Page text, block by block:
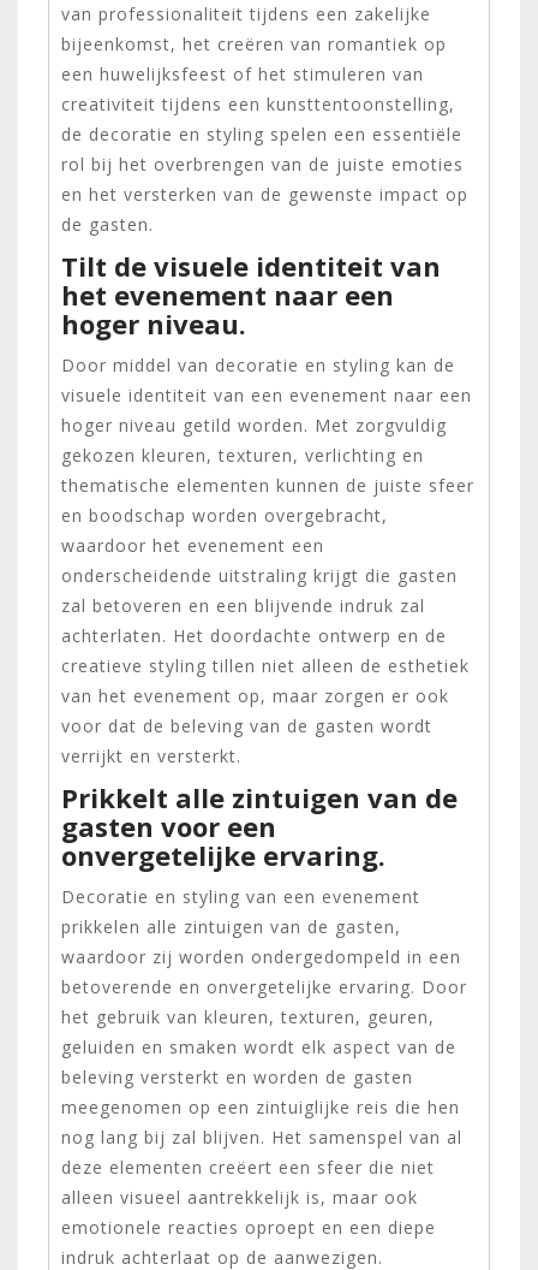
van professionaliteit tijdens een zakelijke
bijeenkomst, het creëren van romantiek op
een huwelijksfeest of het stimuleren van
creativiteit tijdens een kunsttentoonstelling,
de decoratie en styling spelen een essentiële
rol bij het overbrengen van de juiste emoties
en het versterken van de gewenste impact op
de gasten.
Tilt de visuele identiteit van
het evenement naar een
hoger niveau.
Door middel van decoratie en styling kan de
visuele identiteit van een evenement naar een
hoger niveau getild worden. Met zorgvuldig
gekozen kleuren, texturen, verlichting en
thematische elementen kunnen de juiste sfeer
en boodschap worden overgebracht,
waardoor het evenement een
onderscheidende uitstraling krijgt die gasten
zal betoveren en een blijvende indruk zal
achterlaten. Het doordachte ontwerp en de
creatieve styling tillen niet alleen de esthetiek
van het evenement op, maar zorgen er ook
voor dat de beleving van de gasten wordt
verrijkt en versterkt.
Prikkelt alle zintuigen van de
gasten voor een
onvergetelijke ervaring.
Decoratie en styling van een evenement
prikkelen alle zintuigen van de gasten,
waardoor zij worden ondergedompeld in een
betoverende en onvergetelijke ervaring. Door
het gebruik van kleuren, texturen, geuren,
geluiden en smaken wordt elk aspect van de
beleving versterkt en worden de gasten
meegenomen op een zintuiglijke reis die hen
nog lang bij zal blijven. Het samenspel van al
deze elementen creëert een sfeer die niet
alleen visueel aantrekkelijk is, maar ook
emotionele reacties oproept en een diepe
indruk achterlaat op de aanwezigen.